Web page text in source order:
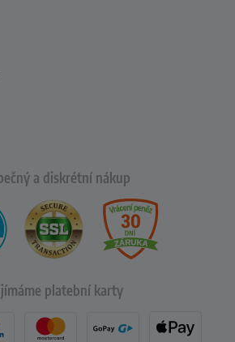
a diskrétní nákup
platební karty